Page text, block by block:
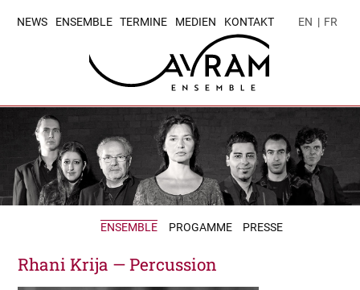
NEWS ENSEMBLE TERMINE MEDIEN KONTAKT EN | FR
ENSEMBLE PROGAMME PRESSE
Rhani Krija — Percussion